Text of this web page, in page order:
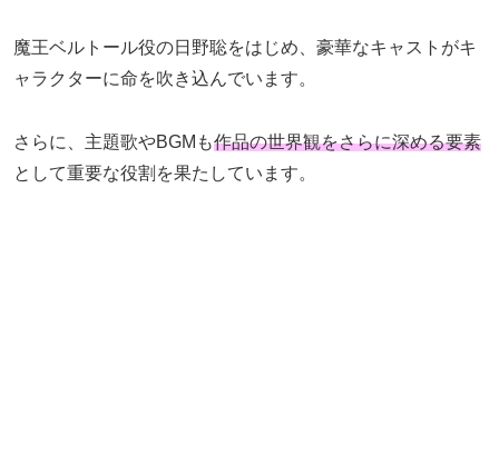
魔王ベルトール役の日野聡をはじめ、豪華なキャストがキ
ャラクターに命を吹き込んでいます。
さらに、主題歌やBGMも作品の世界観をさらに深める要素
として重要な役割を果たしています。